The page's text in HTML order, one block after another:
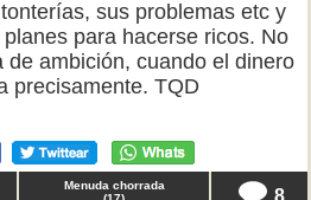
sus problemas etc y
para hacerse ricos. No
de ambición, cuando el dinero
precisamente. TQD
Menuda chorrada
8